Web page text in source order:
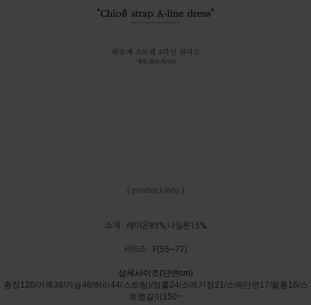
[ product info ]
소재 : 레이온85%,나일론15%
사이즈 : F(55~77)
상세사이즈(단면cm)
총장120/어깨38/가슴46/허리44(스트링)/암홀24/소매기장21/소매단면17/팔통16/스
트랩길이150~